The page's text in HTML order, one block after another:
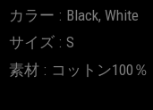
カラー
Black, White
サイズ
S
素材
コットン100％